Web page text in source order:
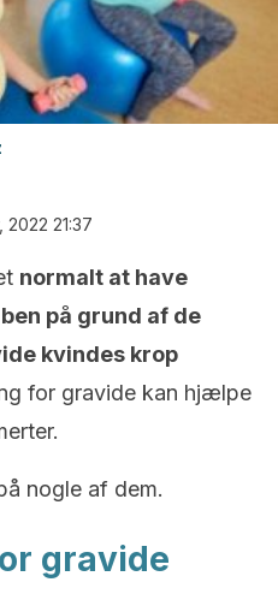
2022 21:37
normalt at have
på grund af de
kvindes krop
for gravide kan hjælpe
nogle af dem.
gravide